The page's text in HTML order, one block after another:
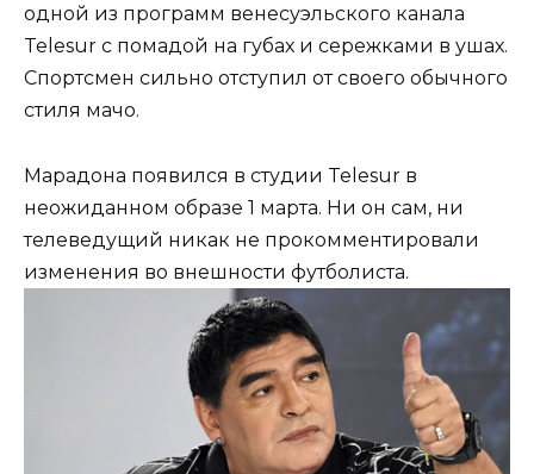
одной из программ венесуэльского канала
Telesur с помадой на губах и сережками в ушах.
Спортсмен сильно отступил от своего обычного
стиля мачо.
Марадона появился в студии Telesur в
неожиданном образе 1 марта. Ни он сам, ни
телеведущий никак не прокомментировали
изменения во внешности футболиста.